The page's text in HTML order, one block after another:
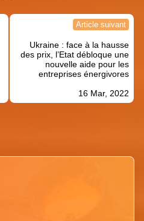
Article suivant
Ukraine : face à la hausse
des prix, l’Etat débloque une
nouvelle aide pour les
entreprises énergivores
16 Mar, 2022